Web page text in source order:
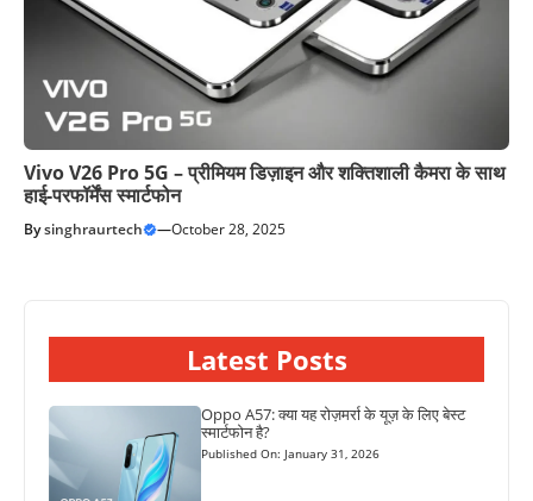
Vivo V26 Pro 5G – प्रीमियम डिज़ाइन और शक्तिशाली कैमरा के साथ
हाई-परफॉर्मेंस स्मार्टफोन
Bysinghraurtech —October 28, 2025
Latest Posts
Oppo A57: क्या यह रोज़मर्रा के यूज़ के लिए बेस्ट
स्मार्टफोन है?
Published On: January 31, 2026